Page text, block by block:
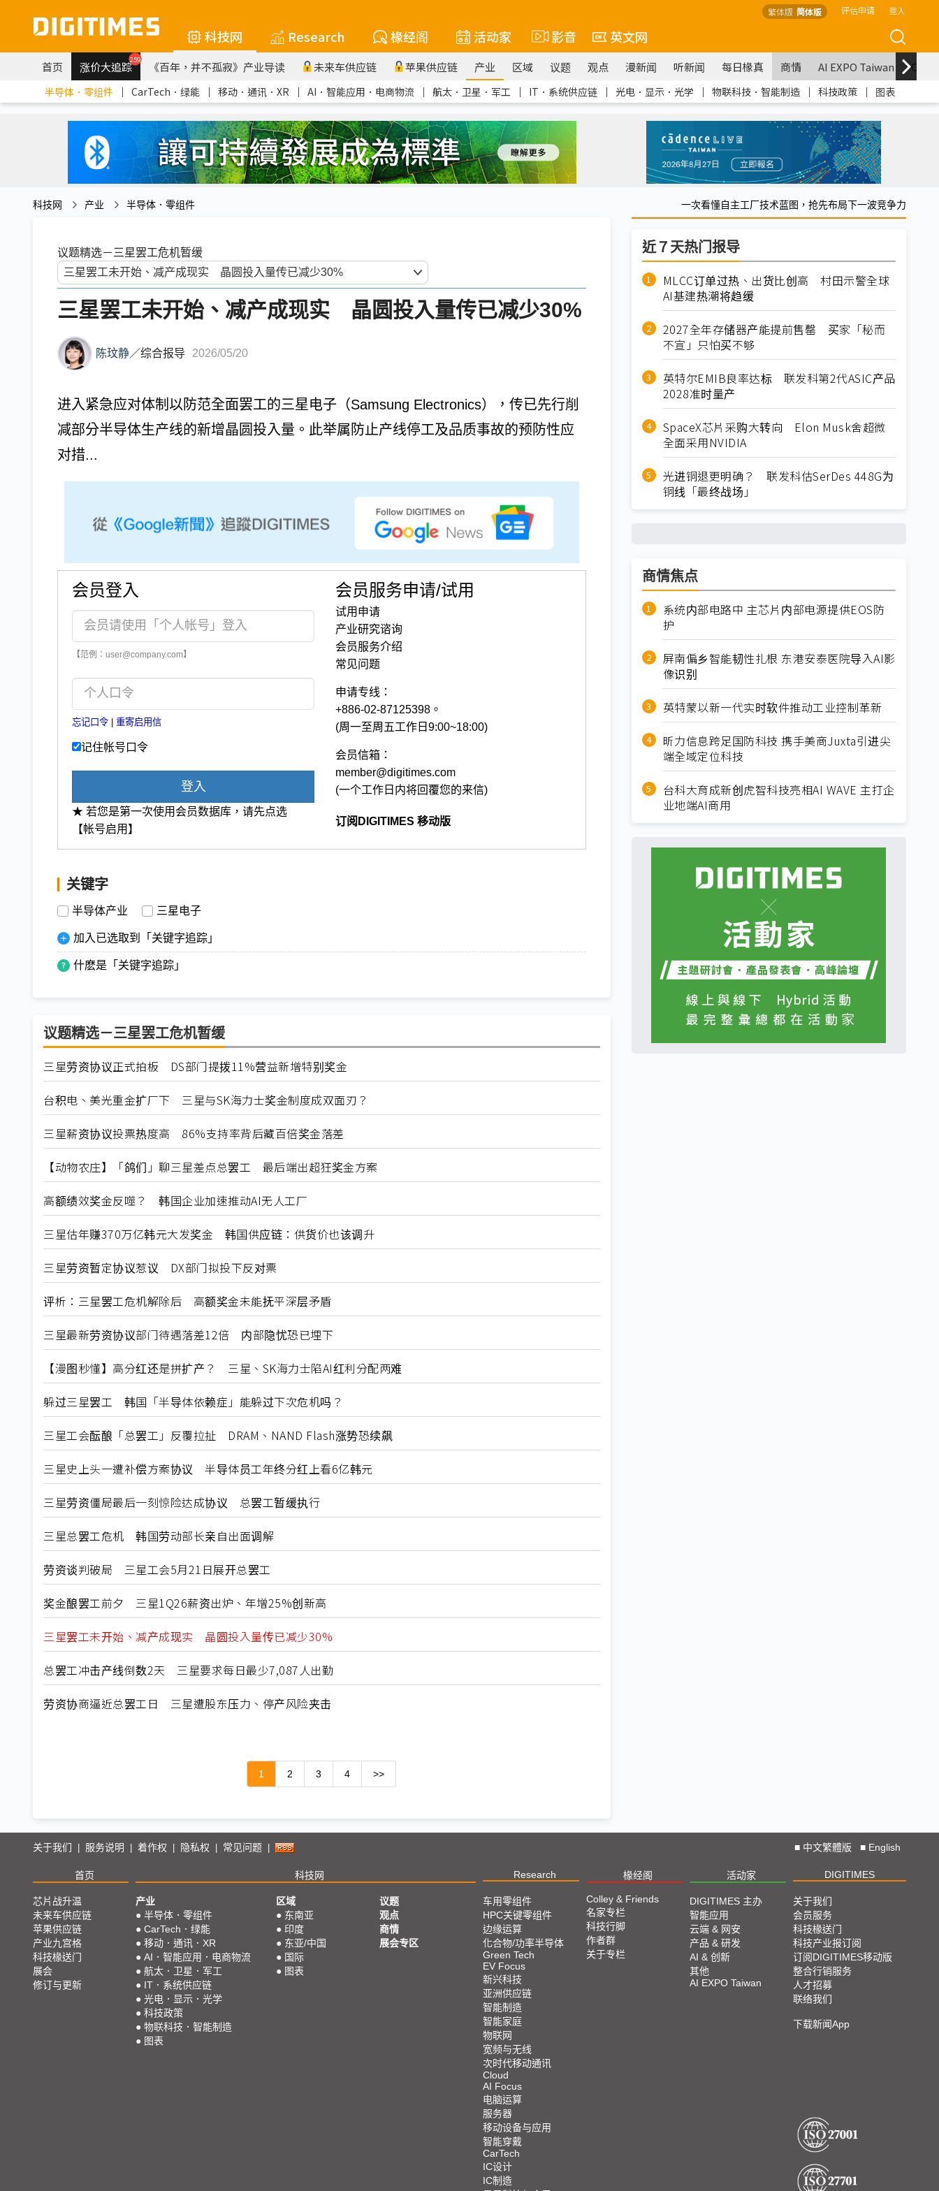
繁体版 简体版 评估申请 登入
科技网 Research 椽经阁 活动家 影音 英文网
首页 涨价大追踪259 《百年，并不孤寂》产业导读 未来车供应链 苹果供应链 产业 区域 议题 观点 漫新闻 听新闻 每日椽真 商情 AI EXPO Taiwan
半导体．零组件 ｜ CarTech．绿能 ｜ 移动．通讯．XR ｜ AI．智能应用．电商物流 ｜ 航太．卫星．军工 ｜ IT．系统供应链 ｜ 光电．显示．光学 ｜ 物联科技．智能制造 ｜ 科技政策 ｜ 图表
科技网 产业 半导体．零组件 一次看懂自主工厂技术蓝图，抢先布局下一波竞争力
议题精选－三星罢工危机暂缓
三星罢工未开始、减产成现实 晶圆投入量传已减少30%
陈玟静／综合报导 2026/05/20
进入紧急应对体制以防范全面罢工的三星电子（Samsung Electronics），传已先行削
减部分半导体生产线的新增晶圆投入量。此举属防止产线停工及品质事故的预防性应
对措...
会员登入
【范例：user@company.com】
忘记口令 重寄启用信
记住帐号口令
登入
★ 若您是第一次使用会员数据库，请先点选
【帐号启用】
会员服务申请/试用
试用申请
产业研究谘询
会员服务介绍
常见问题
申请专线：
+886-02-87125398。
(周一至周五工作日9:00~18:00)
会员信箱：
member@digitimes.com
(一个工作日内将回覆您的来信)
订阅DIGITIMES 移动版
关键字
半导体产业 三星电子
加入已选取到「关键字追踪」
什麽是「关键字追踪」
议题精选－三星罢工危机暂缓
三星劳资协议正式拍板 DS部门提拨11%营益新增特别奖金
台积电、美光重金扩厂下 三星与SK海力士奖金制度成双面刃？
三星薪资协议投票热度高 86%支持率背后藏百倍奖金落差
【动物农庄】「鸽们」聊三星差点总罢工 最后端出超狂奖金方案
高额绩效奖金反噬？ 韩国企业加速推动AI无人工厂
三星估年赚370万亿韩元大发奖金 韩国供应链：供货价也该调升
三星劳资暂定协议惹议 DX部门拟投下反对票
评析：三星罢工危机解除后 高额奖金未能抚平深层矛盾
三星最新劳资协议部门待遇落差12倍 内部隐忧恐已埋下
【漫图秒懂】高分红还是拼扩产？ 三星、SK海力士陷AI红利分配两难
躲过三星罢工 韩国「半导体依赖症」能躲过下次危机吗？
三星工会酝酿「总罢工」反覆拉扯 DRAM、NAND Flash涨势恐续飙
三星史上头一遭补偿方案协议 半导体员工年终分红上看6亿韩元
三星劳资僵局最后一刻惊险达成协议 总罢工暂缓执行
三星总罢工危机 韩国劳动部长亲自出面调解
劳资谈判破局 三星工会5月21日展开总罢工
奖金酿罢工前夕 三星1Q26薪资出炉、年增25%创新高
三星罢工未开始、减产成现实 晶圆投入量传已减少30%
总罢工冲击产线倒数2天 三星要求每日最少7,087人出勤
劳资协商逼近总罢工日 三星遭股东压力、停产风险夹击
1 2 3 4 >>
近７天热门报导
MLCC订单过热、出货比创高 村田示警全球
AI基建热潮将趋缓
2027全年存储器产能提前售罄 买家「秘而
不宣」只怕买不够
英特尔EMIB良率达标 联发科第2代ASIC产品
2028准时量产
SpaceX芯片采购大转向 Elon Musk舍超微
全面采用NVIDIA
光进铜退更明确？ 联发科估SerDes 448G为
铜线「最终战场」
商情焦点
系统内部电路中 主芯片内部电源提供EOS防
护
屏南偏乡智能韧性扎根 东港安泰医院导入AI影
像识别
英特蒙以新一代实时软件推动工业控制革新
昕力信息跨足国防科技 携手美商Juxta引进尖
端全域定位科技
台科大育成新创虎智科技亮相AI WAVE 主打企
业地端AI商用
关于我们 服务说明 着作权 隐私权 常见问题 ■ 中文繁體版 ■ English
首页 科技网 Research 椽经阁 活动家 DIGITIMES
芯片战升温
未来车供应链
苹果供应链
产业九宫格
科技椽送门
展会
修订与更新
产业
● 半导体．零组件
● CarTech．绿能
● 移动．通讯．XR
● AI．智能应用．电商物流
● 航太．卫星．军工
● IT．系统供应链
● 光电．显示．光学
● 科技政策
● 物联科技．智能制造
● 图表
区域
● 东南亚
● 印度
● 东亚/中国
● 国际
● 图表
议题
观点
商情
展会专区
车用零组件
HPC关键零组件
边缘运算
化合物/功率半导体
Green Tech
EV Focus
新兴科技
亚洲供应链
智能制造
智能家庭
物联网
宽频与无线
次时代移动通讯
Cloud
AI Focus
电脑运算
服务器
移动设备与应用
智能穿戴
CarTech
IC设计
IC制造
Colley & Friends
名家专栏
科技行脚
作者群
关于专栏
DIGITIMES 主办
智能应用
云端 & 网安
产品 & 研发
AI & 创新
其他
AI EXPO Taiwan
关于我们
会员服务
科技椽送门
科技产业报订阅
订阅DIGITIMES移动版
整合行销服务
人才招募
联络我们
下载新闻App